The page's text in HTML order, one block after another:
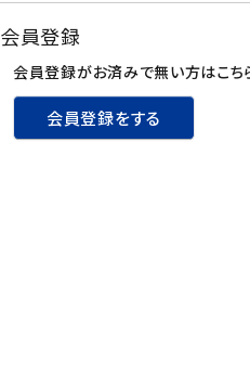
会員登録
会員登録がお済みで無い方はこち
会員登録をする